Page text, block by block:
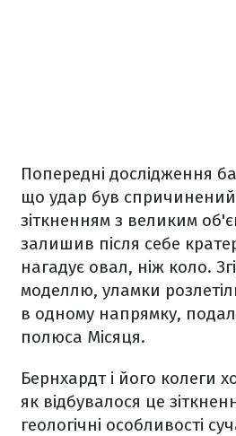
Попередні дослідження
що удар був
зіткненням з великим
залишив після себе
нагадує овал, ніж коло.
моделлю, уламки
в одному напрямку,
полюса Місяця.
Бернхардт і його колеги
як відбувалося це
геологічні особливості